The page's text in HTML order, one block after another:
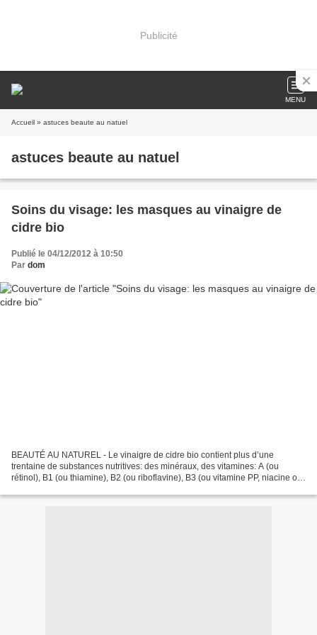
Publicité
MENU
Accueil » astuces beaute au natuel
astuces beaute au natuel
Soins du visage: les masques au vinaigre de
cidre bio
Publié le 04/12/2012 à 10:50
Par dom
BEAUTÉ AU NATUREL - Le vinaigre de cidre bio contient plus d’une
trentaine de substances nutritives: des minéraux, des vitamines: A (ou
rétinol), B1 (ou thiamine), B2 (ou riboflavine), B3 (ou vitamine PP, niacine ou